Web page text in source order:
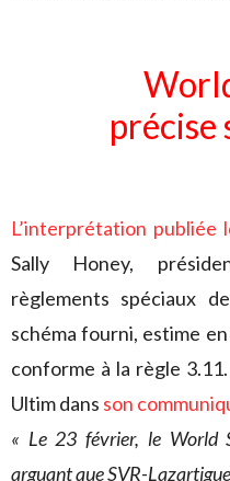
précise
L’interprétation publiée
Sally Honey,
règlements spéciaux
schéma fourni, estime
conforme à la règle
Ultim dans son
« Le 23 février, le World
arguant que SVR-